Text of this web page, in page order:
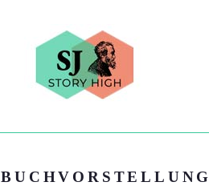
BUCHVORSTELLUNG